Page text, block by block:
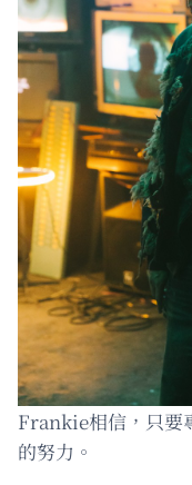
Frankie相信，只要
的努力。